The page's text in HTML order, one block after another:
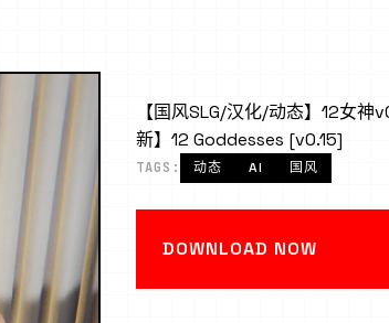
【国风SLG/汉化/动态】12女
新】12 Goddesses [v0.15]
TAGS: 动态 AI 国风
DOWNLOAD NOW